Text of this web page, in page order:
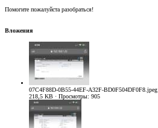
Помогите пожалуйста разобраться!
Вложения
07C4F88D-0B55-44EF-A32F-BD0F504DF0F8.jpeg
218,5 KB · Просмотры: 905